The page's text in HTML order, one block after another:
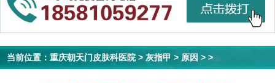
当前位置：重庆朝天门皮肤科医院> 灰指甲 > 原因 > >